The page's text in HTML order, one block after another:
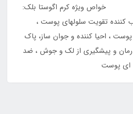
کرم اگوستا بلک:
کننده تقویت سلولهای پوست ،
، احیا کننده و جوان ساز، پاک
و پیشگیری از لک و جوش ، ضد
ای پوست